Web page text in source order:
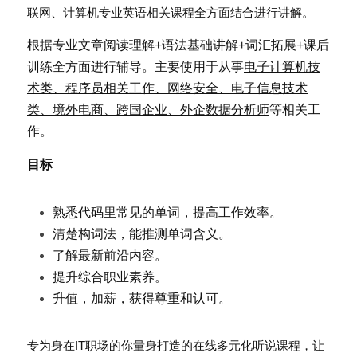
联网、计算机专业英语相关课程全方面结合进行讲解。
根据专业文章阅读理解+语法基础讲解+词汇拓展+课后
训练全方面进行辅导。主要使用于从事电子计算机技
术类、程序员相关工作、网络安全、电子信息技术
类、境外电商、跨国企业、外企数据分析师等相关工
作。
目标
熟悉代码里常见的单词，提高工作效率。
清楚构词法，能推测单词含义。
了解最新前沿内容。
提升综合职业素养。
升值，加薪，获得尊重和认可。
专为身在IT职场的你量身打造的在线多元化听说课程，让